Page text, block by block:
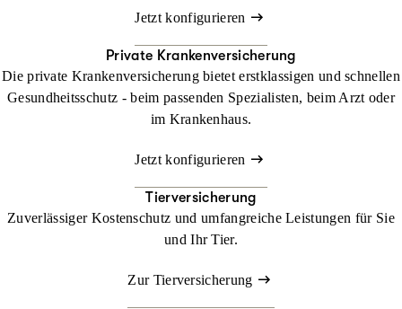
Jetzt konfigurieren
Private Krankenversicherung
Die private Krankenversicherung bietet erstklassigen und schnellen
Gesundheitsschutz - beim passenden Spezialisten, beim Arzt oder
im Krankenhaus.
Jetzt konfigurieren
Tierversicherung
Zuverlässiger Kostenschutz und umfangreiche Leistungen für Sie
und Ihr Tier.
Zur Tierversicherung